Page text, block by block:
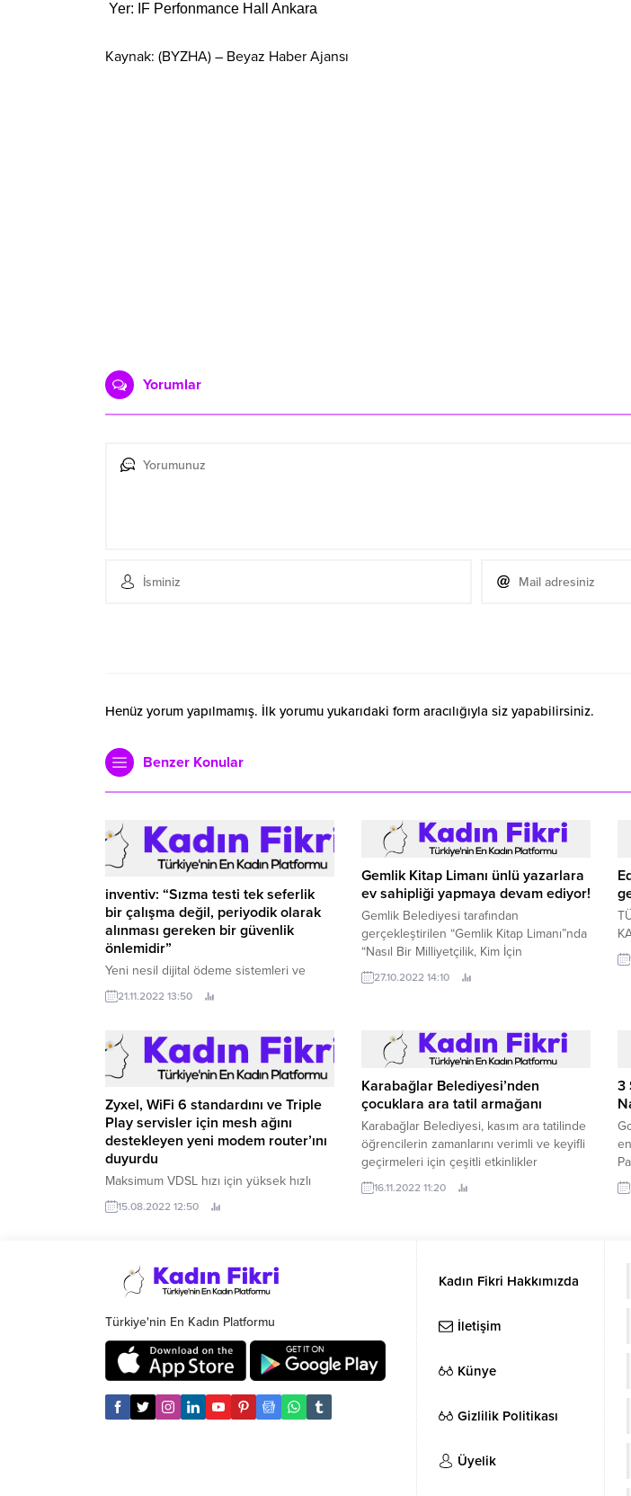
Yer: IF Perfonmance Hall Ankara
Kaynak: (BYZHA) – Beyaz Haber Ajansı
Yorumlar
Henüz yorum yapılmamış. İlk yorumu yukarıdaki form aracılığıyla siz yapabilirsiniz.
Benzer Konular
inventiv: “Sızma testi tek seferlik
bir çalışma değil, periyodik olarak
alınması gereken bir güvenlik
önlemidir”
Yeni nesil dijital ödeme sistemleri ve
siber güvenlik alanlarında faaliyet
gösteren teknoloji şirketi inventiv’in
Siber Güvenlik Haftası sebebiyle,
periyodik sızma testlerinin önemine
dikkat çekerek siber güvenlik
tehlikelerine zemin hazırlayan koşullar ve
en çok tercih edilen kurumsal siber
güvenlik önlemleri hakkında
açıklamalarda bulundu.
21.11.2022 13:50
Gemlik Kitap Limanı ünlü yazarlara
ev sahipliği yapmaya devam ediyor!
Gemlik Belediyesi tarafından
gerçekleştirilen “Gemlik Kitap Limanı”nda
“Nasıl Bir Milliyetçilik, Kim İçin
Cumhuriyet” başlıklı panel gerçekleşti.
27.10.2022 14:10
Zyxel, WiFi 6 standardını ve Triple
Play servisler için mesh ağını
destekleyen yeni modem router’ını
duyurdu
Maksimum VDSL hızı için yüksek hızlı
internet ve çoklu veri akış erişimi IP
üzerinden ses ve internet için gelişmiş
ADSL yedeği ile VDSL Denetleme (Profil
35b) Köprü ve router modu özelliği ...
15.08.2022 12:50
Karabağlar Belediyesi’nden
çocuklara ara tatil armağanı
Karabağlar Belediyesi, kasım ara tatilinde
öğrencilerin zamanlarını verimli ve keyifli
geçirmeleri için çeşitli etkinlikler
düzenledi.
16.11.2022 11:20
3
Türkiye'nin En Kadın Platformu
Kadın Fikri Hakkımızda
İletişim
Künye
Gizlilik Politikası
Üyelik